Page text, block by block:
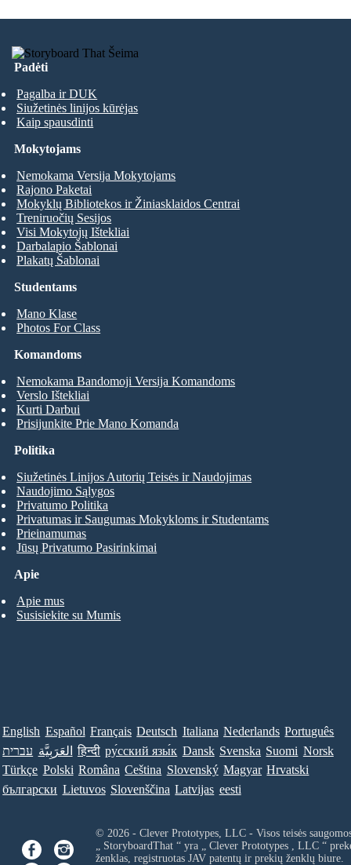
Padėti
Pagalba ir DUK
Siužetinės linijos kūrėjas
Kaip spausdinti
Studentams
Mano Klase
Photos For Class
Mokytojams
Nemokama Versija Mokytojams
Rajono Paketai
Mokyklų Bibliotekos ir Žiniasklaidos Centrai
Treniruočių Sesijos
Visi Mokytojų Ištekliai
Darbalapio Šablonai
Plakatų Šablonai
Komandoms
Nemokama Bandomoji Versija Komandoms
Verslo Ištekliai
Kurti Darbui
Prisijunkite Prie Mano Komanda
Apie
Apie mus
Susisiekite su Mumis
Politika
Siužetinės Linijos Autorių Teisės ir Naudojimas
Naudojimo Sąlygos
Privatumo Politika
Privatumas ir Saugumas Mokykloms ir Studentams
Prieinamumas
Jūsų Privatumo Pasirinkimai
English Español Français Deutsch Italiana Nederlands Português
עברית العَرَبِيَّة हिन्दी ру́сский язы́к Dansk Svenska Suomi Norsk
Türkçe Polski Româna Ceština Slovenský Magyar Hrvatski
български Lietuvos Slovenščina Latvijas eesti
© 2026 - Clever Prototypes, LLC - Visos teisės
„ StoryboardThat “ yra „ Clever Prototypes , LLC“
ženklas, registruotas JAV patentų ir prekių ženklų biure.